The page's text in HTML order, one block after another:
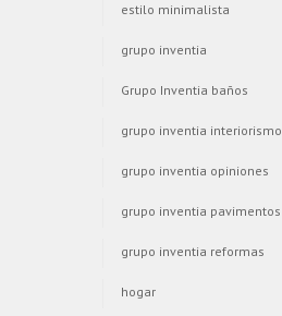
estilo minimalista
grupo inventia
Grupo Inventia baños
grupo inventia interiorismo
grupo inventia opiniones
grupo inventia pavimentos
grupo inventia reformas
hogar